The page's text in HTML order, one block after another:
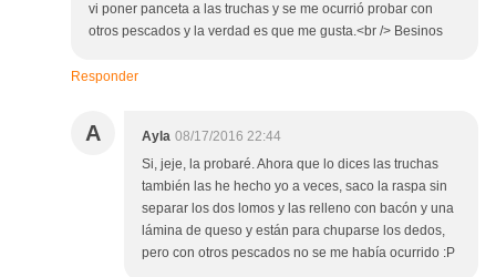
vi poner panceta a las truchas y se me ocurrió probar con
otros pescados y la verdad es que me gusta.<br /> Besinos
Responder
A Ayla 08/17/2016 22:44
Si, jeje, la probaré. Ahora que lo dices las truchas
también las he hecho yo a veces, saco la raspa sin
separar los dos lomos y las relleno con bacón y una
lámina de queso y están para chuparse los dedos,
pero con otros pescados no se me había ocurrido :P